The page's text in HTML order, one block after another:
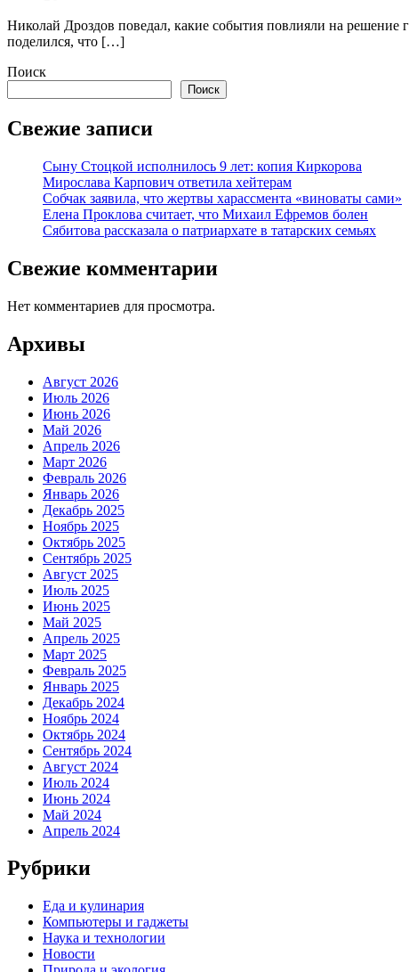
Николай Дроздов поведал, какие события повлияли на
поделился, что […]
Поиск
Поиск
Свежие записи
Сыну Стоцкой исполнилось 9 лет: копия Киркорова
Мирослава Карпович ответила хейтерам
Собчак заявила, что жертвы харассмента «виноваты сами»
Елена Проклова считает, что Михаил Ефремов болен
Сябитова рассказала о патриархате в татарских семьях
Свежие комментарии
Нет комментариев для просмотра.
Архивы
Август 2026
Июль 2026
Июнь 2026
Май 2026
Апрель 2026
Март 2026
Февраль 2026
Январь 2026
Декабрь 2025
Ноябрь 2025
Октябрь 2025
Сентябрь 2025
Август 2025
Июль 2025
Июнь 2025
Май 2025
Апрель 2025
Март 2025
Февраль 2025
Январь 2025
Декабрь 2024
Ноябрь 2024
Октябрь 2024
Сентябрь 2024
Август 2024
Июль 2024
Июнь 2024
Май 2024
Апрель 2024
Рубрики
Еда и кулинария
Компьютеры и гаджеты
Наука и технологии
Новости